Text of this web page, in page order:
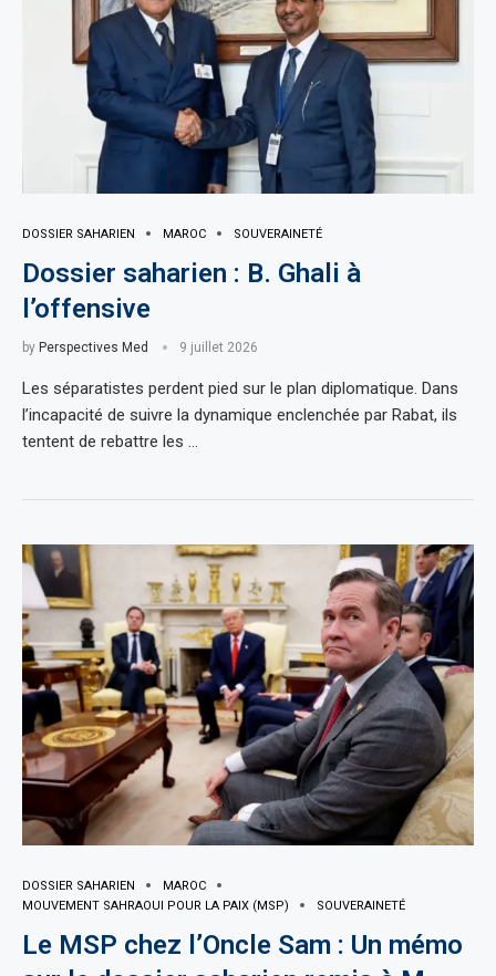
DOSSIER SAHARIEN MAROC SOUVERAINETÉ
Dossier saharien : B. Ghali à
l’offensive
by Perspectives Med 9 juillet 2026
Les séparatistes perdent pied sur le plan diplomatique. Dans
l’incapacité de suivre la dynamique enclenchée par Rabat, ils
tentent de rebattre les …
DOSSIER SAHARIEN
MAROC
MOUVEMENT SAHRAOUI POUR LA PAIX (MSP)
SOUVERAINETÉ
Le MSP chez l’Oncle Sam : Un mémo